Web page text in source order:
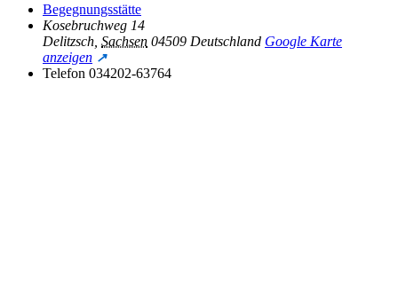
Begegnungsstätte
Kosebruchweg 14
Delitzsch Sachsen 04509 Deutschland Google Karte
anzeigen
Telefon 034202-63764